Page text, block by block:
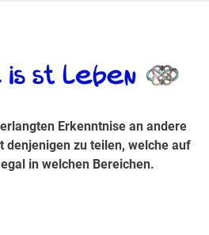
in welchen Bereichen.
Erkenntnise an andere
denjenigen zu teilen, welche auf
in welchen Bereichen.